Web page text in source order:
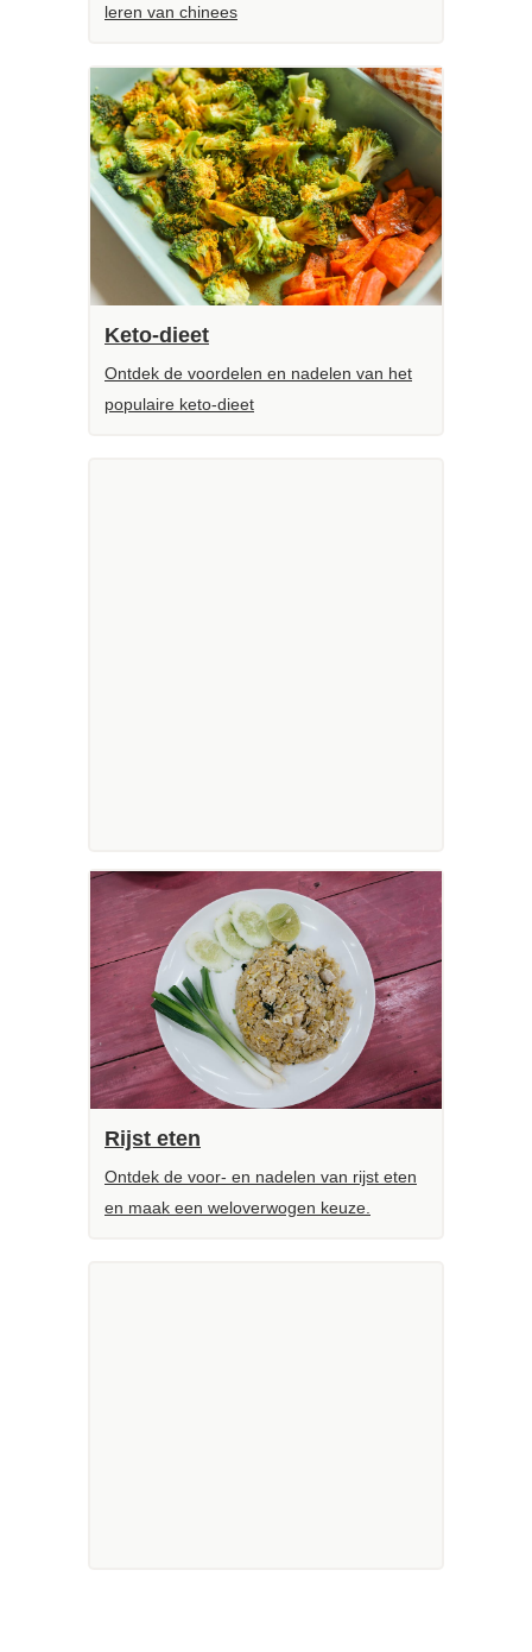
leren van chinees
Keto-dieet
Ontdek de voordelen en nadelen van het
populaire keto-dieet
Rijst eten
Ontdek de voor- en nadelen van rijst eten
en maak een weloverwogen keuze.